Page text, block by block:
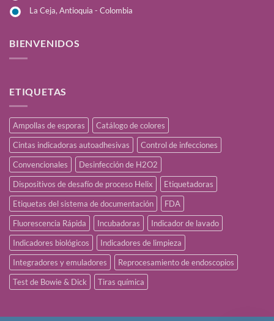
La Ceja, Antioquia - Colombia
BIENVENIDOS
ETIQUETAS
Ampollas de esporas
Catálogo de colores
Cintas indicadoras autoadhesivas
Control de infecciones
Convencionales
Desinfección de H2O2
Dispositivos de desafío de proceso Helix
Etiquetadoras
Etiquetas del sistema de documentación
FDA
Fluorescencia Rápida
Incubadoras
Indicador de lavado
Indicadores biológicos
Indicadores de limpieza
Integradores y emuladores
Reprocesamiento de endoscopios
Test de Bowie & Dick
Tiras química